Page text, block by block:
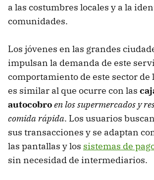
a las costumbres locales y a la
comunidades.
Los jóvenes en las grandes
impulsan la demanda de este
comportamiento de este sector de
es similar al que ocurre con las
autocobroen los supermercados y
comida rápida. Los usuarios
sus transacciones y se adaptan
las pantallas y los sistemas de
sin necesidad de intermediarios.